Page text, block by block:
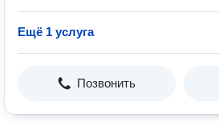
Ещё 1 услуга
Позвонить